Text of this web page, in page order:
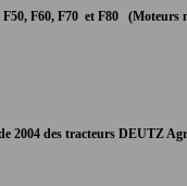
F60, F70 et F80 (Moteurs
2004 des tracteurs DEUTZ